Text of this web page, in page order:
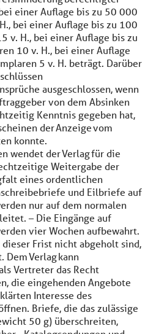
einer Auflage bis zu 50 000
bei einer Auflage bis zu 100
v. H., bei einer Auflage bis zu
10 v. H., bei einer Auflage
5 v. H. beträgt. Darüber
ausgeschlossen, wenn
von dem Absinken
Kenntnis gegeben hat,
der Anzeige vom
konnte.
wendet der Verlag für die
Weitergabe der
eines ordentlichen
und Eilbriefe auf
nur auf dem normalen
– Die Eingänge auf
vier Wochen aufbewahrt.
Frist nicht abgeholt sind,
Verlag kann
Vertreter das Recht
die eingehenden Angebote
Interesse des
Briefe, die das zulässige
50 g) überschreiten,